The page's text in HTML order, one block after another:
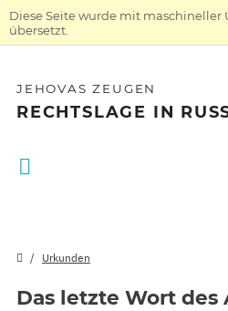
Diese Seite wurde mit maschineller
übersetzt.
JEHOVAS ZEUGEN
RECHTSLAGE IN
Urkunden
Das letzte Wort